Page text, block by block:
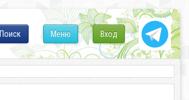
Вход
Меню
Поиск